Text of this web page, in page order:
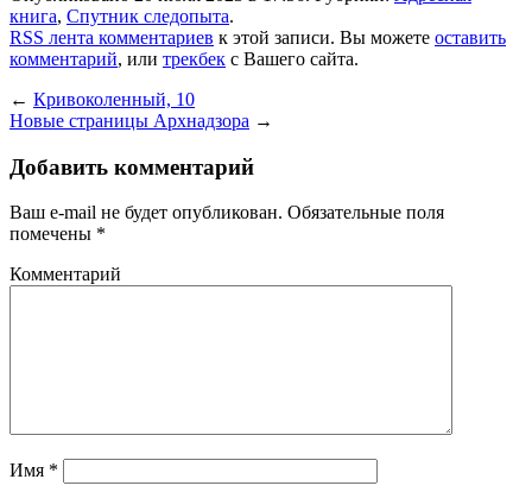
книга, Спутник следопыта.
RSS лента комментариев к этой записи. Вы можете оставить
комментарий, или трекбек с Вашего сайта.
← Кривоколенный, 10
Новые страницы Архнадзора →
Добавить комментарий
Ваш e-mail не будет опубликован. Обязательные поля
помечены *
Комментарий
Имя *